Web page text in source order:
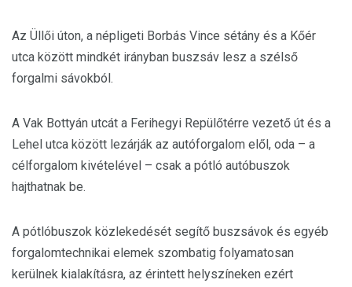
Az Üllői úton, a népligeti Borbás Vince sétány és a Kőér
utca között mindkét irányban buszsáv lesz a szélső
forgalmi sávokból.
A Vak Bottyán utcát a Ferihegyi Repülőtérre vezető út és a
Lehel utca között lezárják az autóforgalom elől, oda – a
célforgalom kivételével – csak a pótló autóbuszok
hajthatnak be.
A pótlóbuszok közlekedését segítő buszsávok és egyéb
forgalomtechnikai elemek szombatig folyamatosan
kerülnek kialakításra, az érintett helyszíneken ezért